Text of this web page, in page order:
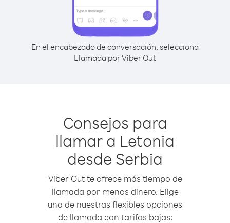
En el encabezado de conversación, selecciona
Llamada por Viber Out
Consejos para
llamar a Letonia
desde Serbia
Viber Out te ofrece más tiempo de
llamada por menos dinero. Elige
una de nuestras flexibles opciones
de llamada con tarifas bajas: